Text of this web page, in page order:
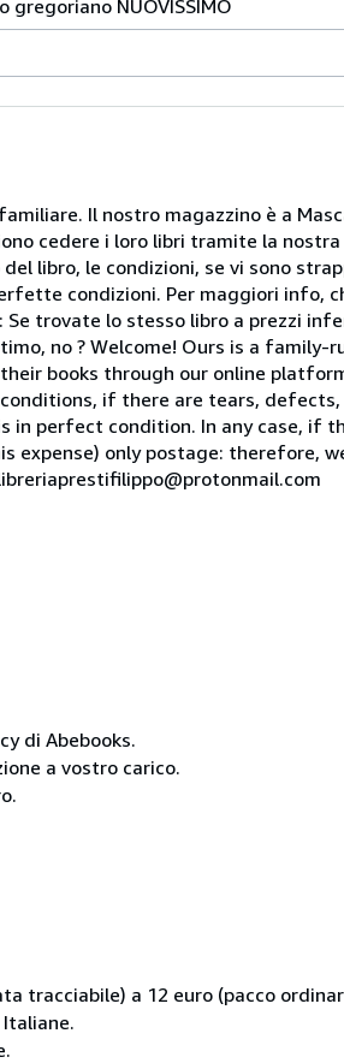
gregoriano NUOVISSIMO
Il nostro magazzino è a
cedere i loro libri tramite la
libro, le condizioni, se vi sono
condizioni. Per maggiori info,
trovate lo stesso libro a prezzi
no ? Welcome! Ours is a family-
books through our online
if there are tears,
perfect condition. In any case, if
expense) only postage: therefore,
di Abebooks.
a vostro carico.
tracciabile) a 12 euro (pacco